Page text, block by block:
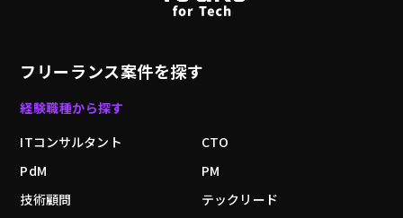
フリーランス案件を探す
経験職種から探す
ITコンサルタント
CTO
PdM
PM
技術顧問
テックリード